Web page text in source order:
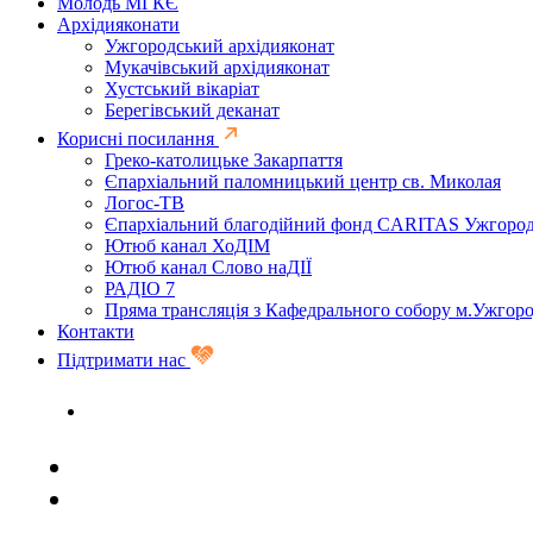
Архідияконати
Ужгородський архідияконат
Мукачівський архідияконат
Хустський вікаріат
Берегівський деканат
Корисні посилання
Греко-католицьке Закарпаття
Єпархіальний паломницький центр св. Миколая
Логос-ТВ
Єпархіальний благодійний фонд CARITAS
Ютюб канал ХоДІМ
Ютюб канал Слово наДІЇ
РАДІО 7
Пряма трансляція з Кафедрального собору
Контакти
Підтримати нас